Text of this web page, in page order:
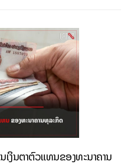
ງິນຕາຕົວແທນຂອງທະນາຄານ